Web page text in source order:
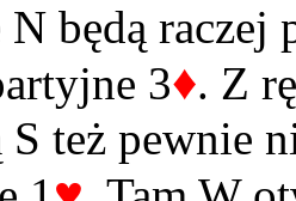
będą raczej
3♦. Z
też pewnie